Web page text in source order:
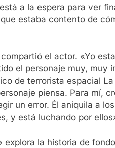
a la espera para ver
estaba contento de
el actor. «Yo
el personaje muy,
de terrorista espacial
piensa. Para mí,
un error. Él aniquila a
y está luchando por
explora la historia de